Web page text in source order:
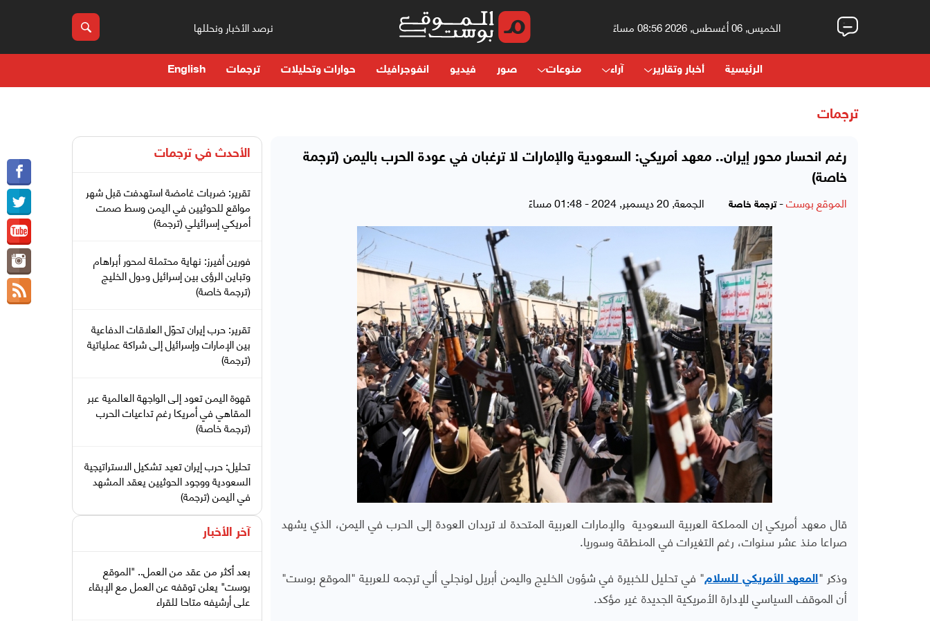
الخميس, 06 أغسطس, 2026 08:56 مساءً نرصد الأخبار ونحللها
الرئيسية أخبار وتقارير آراء منوعات صور فيديو انفوجرافيك حوارات وتحليلات ترجمات English
ترجمات
رغم انحسار محور إيران.. معهد أمريكي: السعودية والإمارات لا ترغبان في عودة الحرب باليمن (ترجمة
خاصة)
الموقع بوست-ترجمة خاصة الجمعة, 20 ديسمبر, 2024 - 01:48 مساءً
قال معهد أمريكي إن المملكة العربية السعودية والإمارات العربية المتحدة لا تريدان العودة إلى الحرب في اليمن، الذي يشهد
صراعا منذ عشر سنوات، رغم التغيرات في المنطقة وسوريا.
وذكر "المعهد الأمريكي للسلام" في تحليل للخبيرة في شؤون الخليج واليمن أبريل لونجلي ألي ترجمه للعربية "الموقع بوست"
أنالموقف السياسي للإدارة الأمريكية الجديدة غير مؤكد.
الأحدث في ترجمات
تقرير: ضربات غامضة استهدفت قبل شهر
مواقع للحوثيين في اليمن وسط صمت
أمريكي إسرائيلي (ترجمة)
فورين أفيرز: نهاية محتملة لمحور أبراهام
وتباين الرؤى بين إسرائيل ودول الخليج
(ترجمة خاصة)
تقرير: حرب إيران تحوّل العلاقات الدفاعية
بين الإمارات وإسرائيل إلى شراكة عملياتية
(ترجمة)
قهوة اليمن تعود إلى الواجهة العالمية عبر
المقاهي في أمريكا رغم تداعيات الحرب
(ترجمة خاصة)
تحليل: حرب إيران تعيد تشكيل الاستراتيجية
السعودية ووجود الحوثيين يعقد المشهد
في اليمن (ترجمة)
آخر الأخبار
بعد أكثر من عقد من العمل.. "الموقع
بوست" يعلن توقفه عن العمل مع الإبقاء
على أرشيفه متاحا للقراء